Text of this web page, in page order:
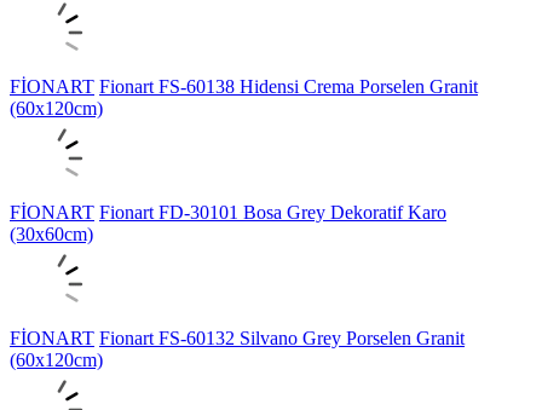
FİONART Fionart FS-60138 Hidensi Crema Porselen Granit
(60x120cm)
FİONART Fionart FD-30101 Bosa Grey Dekoratif Karo
(30x60cm)
FİONART Fionart FS-60132 Silvano Grey Porselen Granit
(60x120cm)